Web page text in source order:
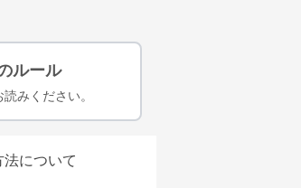
ルール
みください。
法について